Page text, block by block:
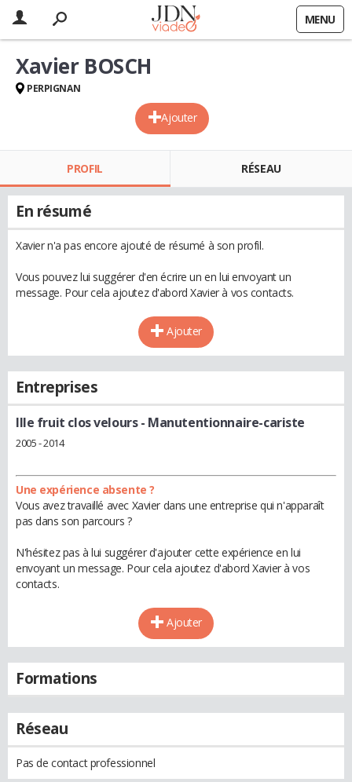
MENU
Ajouter
Xavier BOSCH
PERPIGNAN
PROFIL RÉSEAU
En résumé
Xavier n'a pas encore ajouté de résumé à son profil.
Vous pouvez lui suggérer d'en écrire un en lui envoyant un
message. Pour cela ajoutez d'abord Xavier à vos contacts.
Ajouter
Entreprises
Ille fruit clos velours- Manutentionnaire-cariste
2005 - 2014
Une expérience absente ?
Vous avez travaillé avec Xavier dans une entreprise qui n'apparaît
pas dans son parcours ?
N'hésitez pas à lui suggérer d'ajouter cette expérience en lui
envoyant un message. Pour cela ajoutez d'abord Xavier à vos
contacts.
Ajouter
Formations
Réseau
Pas de contact professionnel